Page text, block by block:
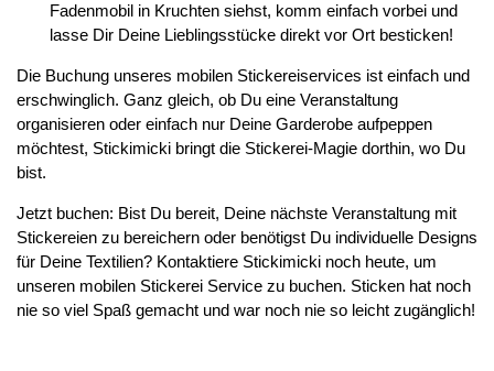
Fadenmobil in Kruchten siehst, komm einfach vorbei und
lasse Dir Deine Lieblingsstücke direkt vor Ort besticken!
Die Buchung unseres mobilen Stickereiservices ist einfach und
erschwinglich. Ganz gleich, ob Du eine Veranstaltung
organisieren oder einfach nur Deine Garderobe aufpeppen
möchtest, Stickimicki bringt die Stickerei-Magie dorthin, wo Du
bist.
Jetzt buchen: Bist Du bereit, Deine nächste Veranstaltung mit
Stickereien zu bereichern oder benötigst Du individuelle Designs
für Deine Textilien? Kontaktiere Stickimicki noch heute, um
unseren mobilen Stickerei Service zu buchen. Sticken hat noch
nie so viel Spaß gemacht und war noch nie so leicht zugänglich!